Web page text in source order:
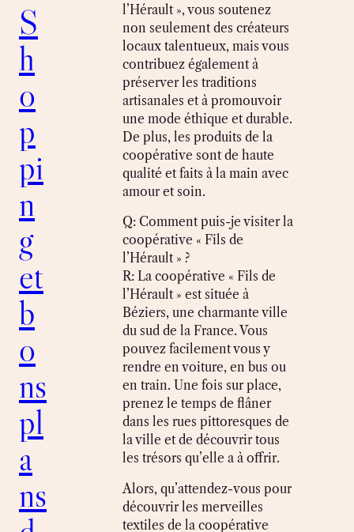
S
h
o
p
pi
n
g
et
b
o
ns
pl
a
ns
l’Hérault », vous soutenez
non seulement des créateurs
locaux talentueux, mais vous
contribuez également à
préserver les traditions
artisanales et à promouvoir
une mode éthique et durable.
De plus, les produits de la
coopérative sont de haute
qualité et faits à la main avec
amour et soin.
Q: Comment puis-je visiter la
coopérative « Fils de
l’Hérault » ?
R: La coopérative « Fils de
l’Hérault » est située à
Béziers, une charmante ville
du sud de la France. Vous
pouvez facilement vous y
rendre en voiture, en bus ou
en train. Une fois sur place,
prenez le temps de flâner
dans les rues pittoresques de
la ville et de découvrir tous
les trésors qu’elle a à offrir.
Alors, qu’attendez-vous pour
découvrir les merveilles
textiles de la coopérative